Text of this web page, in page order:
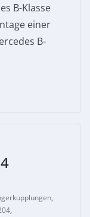
B-Klasse
einer
B-
,
,